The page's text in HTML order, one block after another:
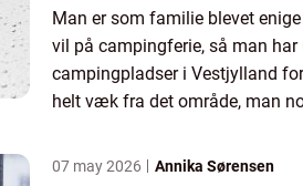
Man er som familie blevet
vil på campingferie, så man
campingpladser i Vestjylland
helt væk fra det område, man
07 may 2026 Annika Sørensen